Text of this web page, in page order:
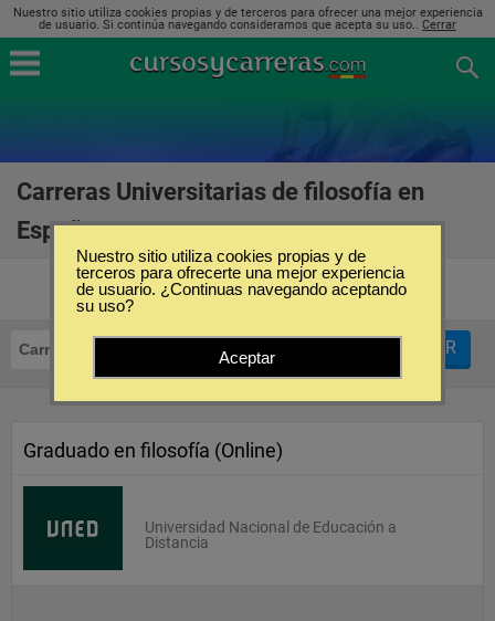
Nuestro sitio utiliza cookies propias y de terceros para ofrecer una mejor experiencia
de usuario. Si continúa navegando consideramos que acepta su uso.. Cerrar
Carreras Universitarias de filosofía en
España
Carreras Universitarias Filosofía FILTRAR
Graduado en filosofía (Online)
Universidad Nacional de Educación a
Distancia
Nuestro sitio utiliza cookies propias y de
terceros para ofrecerte una mejor experiencia
de usuario. ¿Continuas navegando aceptando
su uso?
Aceptar